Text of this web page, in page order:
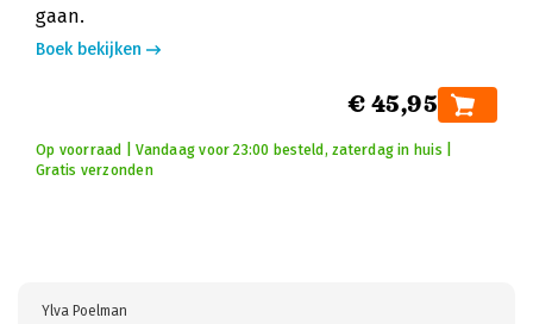
gaan.
Boek bekijken
€ 45,95
Op voorraad | Vandaag voor 23:00 besteld, zaterdag in huis |
Gratis verzonden
Ylva Poelman